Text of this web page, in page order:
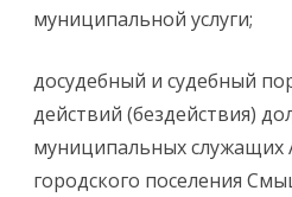
муниципальной услуги;
досудебный и судебный
действий (бездействия)
муниципальных служащих
городского поселения